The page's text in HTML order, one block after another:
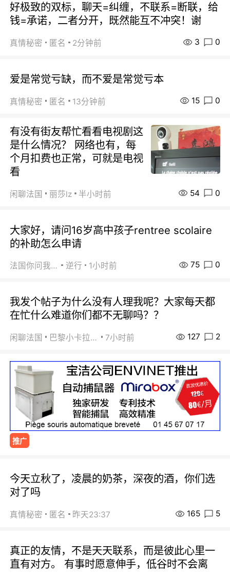
好极致的双标，聊天=纠缠，不联系=断联，给
钱=承诺，二者分开，既然能互不冲突！谢
真情秘密 匿名 2分钟前 3 0
爱是常觉亏缺，而不爱是常觉亏本
真情秘密 匿名 13分钟前 15 0
有没有街友帮忙看看电视剧这
是什么情况？ 网络也有，每
个月扣费也正常，可就是电视
看
闲聊法国 丽莎lz 半小时前 54 0
大家好，请问16岁高中孩子rentree scolaire
的补助怎么申请
法国你问我答 逆行 1小时前 75 0
我发个帖子为什么没有人理我呢？大家每天都
在忙什么难道你们都不无聊吗？？
闲聊法国 巴黎小卡拉咪 7小时前 127 2
推广
今天立秋了，凌晨的奶茶，深夜的酒，你们选
对了吗
真情秘密 匿名 昨天23:37 165 5
真正的友情，不是天天联系，而是彼此心里一
直有对方。 有事时愿意伸手，低谷时不会离